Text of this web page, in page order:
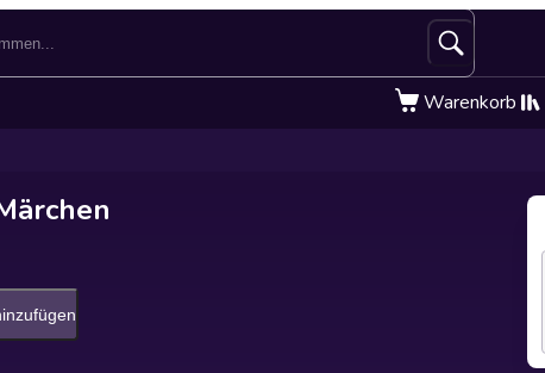
Warenkorb